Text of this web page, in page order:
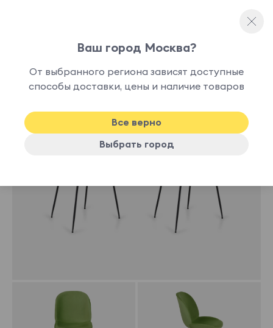
-49%
наличии
Ваш город Москва?
От выбранного региона зависят доступные
способы доставки, цены и наличие товаров
Все верно
Выбрать город